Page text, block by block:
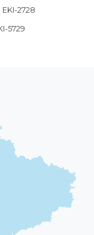
2728
5729